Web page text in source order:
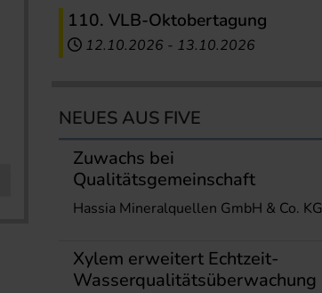
110. VLB-Oktobertagung
12.10.2026 - 13.10.2026
NEUES AUS FIVE
Zuwachs bei
Qualitätsgemeinschaft
Hassia Mineralquellen GmbH & Co. KG
Xylem erweitert Echtzeit-
Wasserqualitätsüberwachung